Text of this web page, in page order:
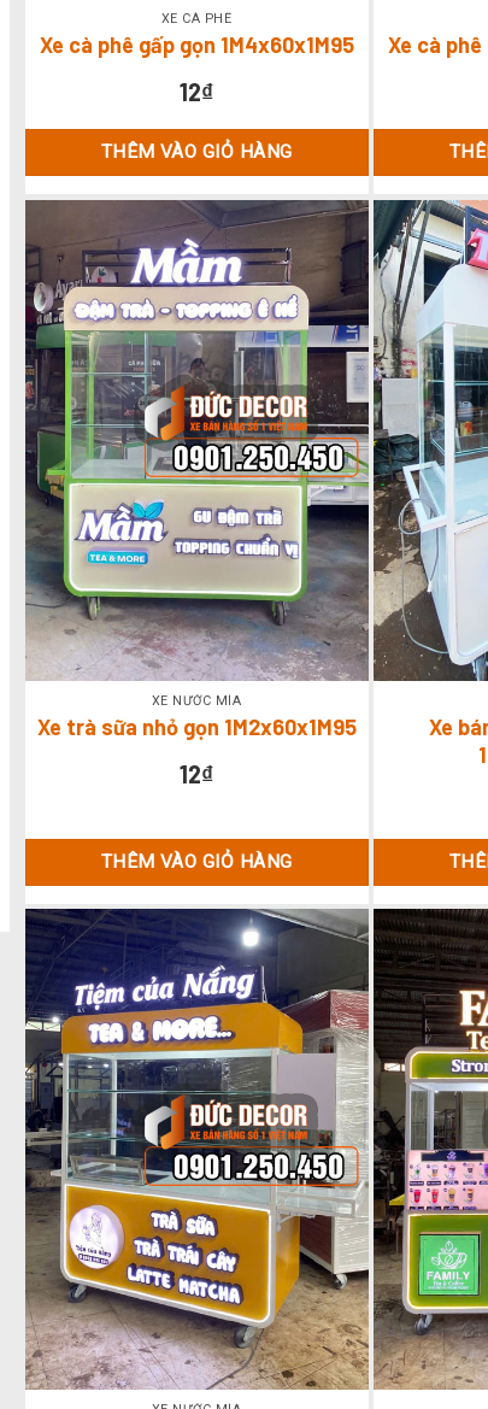
XE CÀ PHÊ
Xe cà phê gấp gọn 1M4x60x1M95
12₫
THÊM VÀO GIỎ HÀNG
Xe cà phê
XE NƯỚC MÍA
Xe trà sữa nhỏ gọn 1M2x60x1M95
12₫
THÊM VÀO GIỎ HÀNG
Xe